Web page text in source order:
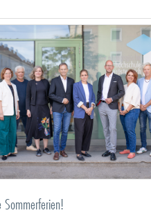
Sommerferien!